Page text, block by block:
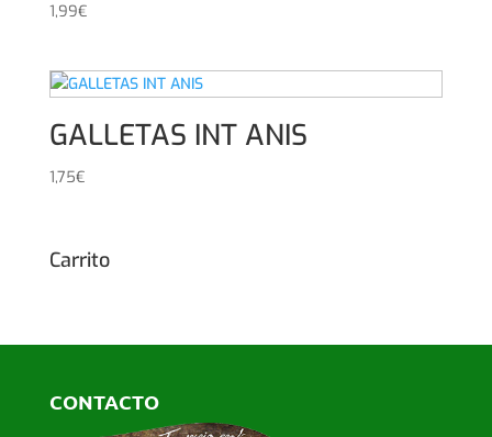
1,99€
GALLETAS INT ANIS
1,75€
Carrito
CONTACTO